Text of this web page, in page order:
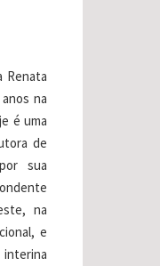
Renata
na
é uma
de
sua
na
e